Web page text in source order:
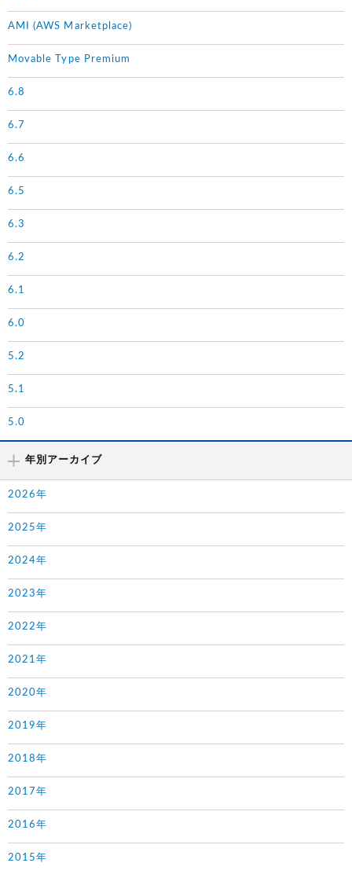
AMI (AWS Marketplace)
Movable Type Premium
6.8
6.7
6.6
6.5
6.3
6.2
6.1
6.0
5.2
5.1
5.0
年別アーカイブ
2026年
2025年
2024年
2023年
2022年
2021年
2020年
2019年
2018年
2017年
2016年
2015年